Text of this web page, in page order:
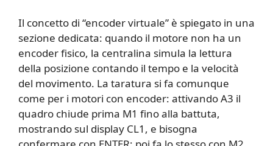
Il concetto di “encoder virtuale” è spiegato in una
sezione dedicata: quando il motore non ha un
encoder fisico, la centralina simula la lettura
della posizione contando il tempo e la velocità
del movimento. La taratura si fa comunque
come per i motori con encoder: attivando A3 il
quadro chiude prima M1 fino alla battuta,
mostrando sul display CL1, e bisogna